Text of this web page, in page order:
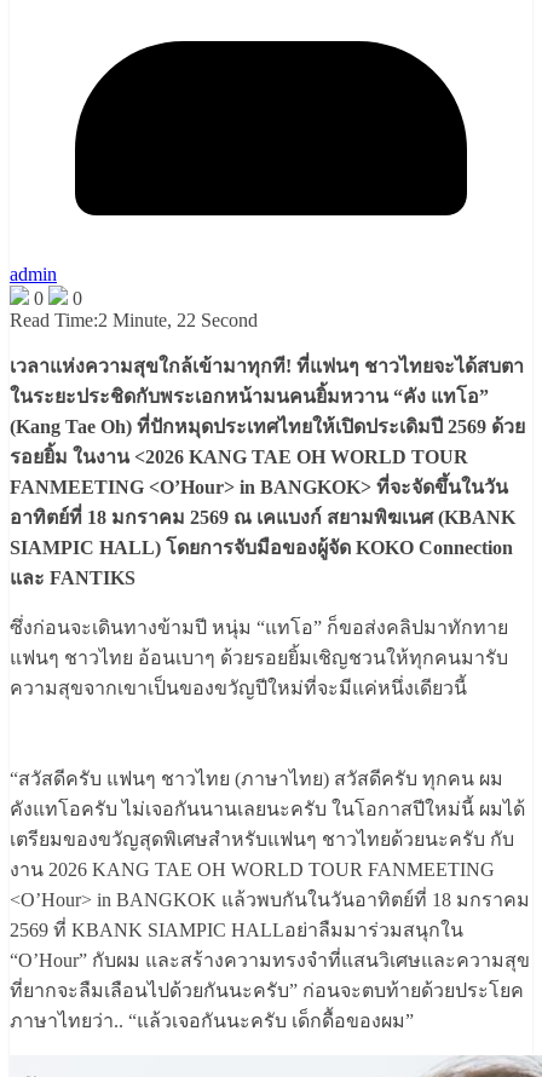
admin
0
0
Read Time:2 Minute, 22 Second
เวลาแห่งความสุขใกล้เข้ามาทุกที! ที่แฟนๆ ชาวไทยจะได้สบตา
ในระยะประชิดกับพระเอกหน้ามนคนยิ้มหวาน “คัง แทโอ”
(Kang Tae Oh) ที่ปักหมุดประเทศไทยให้เปิดประเดิมปี 2569 ด้วย
รอยยิ้ม ในงาน <2026 KANG TAE OH WORLD TOUR
FANMEETING <O’Hour> in BANGKOK> ที่จะจัดขึ้นในวัน
อาทิตย์ที่ 18 มกราคม 2569 ณ เคแบงก์ สยามพิฆเนศ (KBANK
SIAMPIC HALL) โดยการจับมือของผู้จัด KOKO Connection
และ FANTIKS
ซึ่งก่อนจะเดินทางข้ามปี หนุ่ม “แทโอ” ก็ขอส่งคลิปมาทักทาย
แฟนๆ ชาวไทย อ้อนเบาๆ ด้วยรอยยิ้มเชิญชวนให้ทุกคนมารับ
ความสุขจากเขาเป็นของขวัญปีใหม่ที่จะมีแค่หนึ่งเดียวนี้
“สวัสดีครับ แฟนๆ ชาวไทย (ภาษาไทย) สวัสดีครับ ทุกคน ผม
คังแทโอครับ ไม่เจอกันนานเลยนะครับ ในโอกาสปีใหม่นี้ ผมได้
เตรียมของขวัญสุดพิเศษสำหรับแฟนๆ ชาวไทยด้วยนะครับ กับ
งาน 2026 KANG TAE OH WORLD TOUR FANMEETING
<O’Hour> in BANGKOK แล้วพบกันในวันอาทิตย์ที่ 18 มกราคม
2569 ที่ KBANK SIAMPIC HALLอย่าลืมมาร่วมสนุกใน
“O’Hour” กับผม และสร้างความทรงจำที่แสนวิเศษและความสุข
ที่ยากจะลืมเลือนไปด้วยกันนะครับ” ก่อนจะตบท้ายด้วยประโยค
ภาษาไทยว่า.. “แล้วเจอกันนะครับ เด็กดื้อของผม”